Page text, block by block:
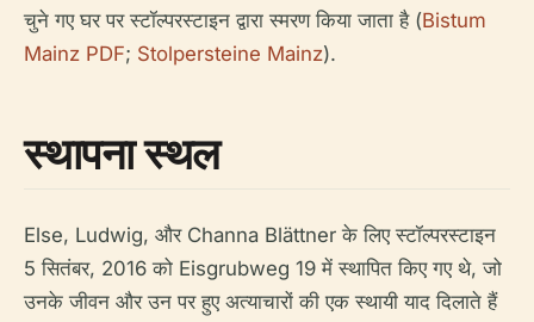
चुने गए घर पर स्टॉल्परस्टाइन द्वारा स्मरण किया जाता है (Bistum
Mainz PDF; Stolpersteine Mainz).
स्थापना स्थल
Else, Ludwig, और Channa Blättner के लिए स्टॉल्परस्टाइन
5 सितंबर, 2016 को Eisgrubweg 19 में स्थापित किए गए थे, जो
उनके जीवन और उन पर हुए अत्याचारों की एक स्थायी याद दिलाते हैं